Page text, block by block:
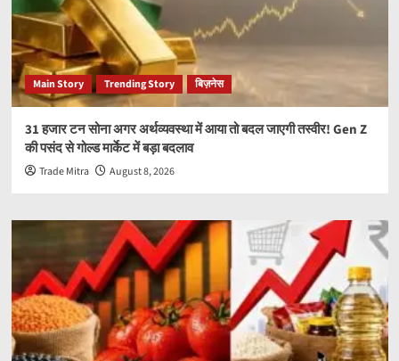
Main Story Trending Story बिज़नेस
31 हजार टन सोना अगर अर्थव्यवस्था में आया तो बदल जाएगी तस्वीर! Gen Z
की पसंद से गोल्ड मार्केट में बड़ा बदलाव
Trade Mitra August 8, 2026